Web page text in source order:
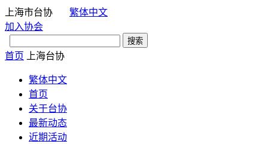
上海市台协
繁体中文
加入协会
首页 上海台协
繁体中文
首页
关于台协
最新动态
近期活动